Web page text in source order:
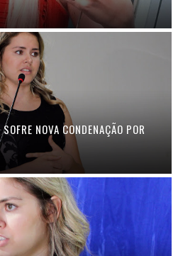
NOVA CONDENAÇÃO POR